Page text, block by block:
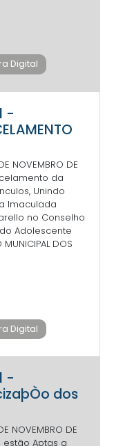
Digital
-
NOVEMBRO DE
da
Unindo
Imaculada
no Conselho
Adolescente
DOS
Digital
-
dos
NOVEMBRO DE
estão Aptas a